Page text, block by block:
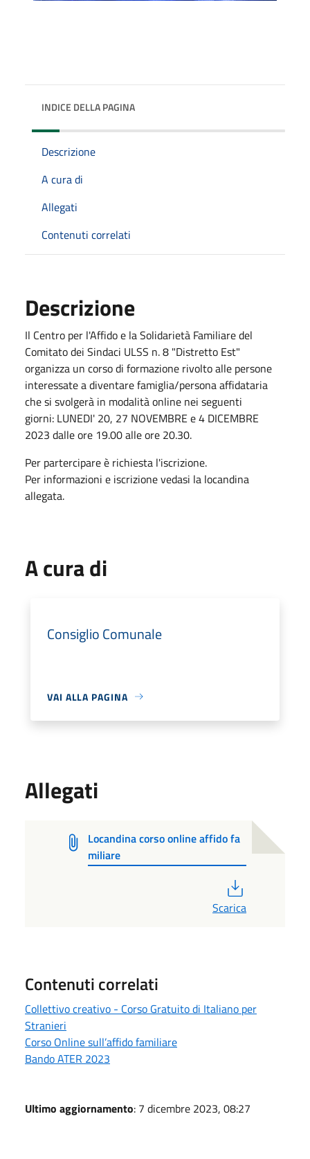
INDICE DELLA PAGINA
Descrizione
A cura di
Allegati
Contenuti correlati
Descrizione
Il Centro per l'Affido e la Solidarietà Familiare del
Comitato dei Sindaci ULSS n. 8 "Distretto Est"
organizza un corso di formazione rivolto alle persone
interessate a diventare famiglia/persona affidataria
che si svolgerà in modalità online nei seguenti
giorni: LUNEDI' 20, 27 NOVEMBRE e 4 DICEMBRE
2023 dalle ore 19.00 alle ore 20.30.
Per partercipare è richiesta l'iscrizione.
Per informazioni e iscrizione vedasi la locandina
allegata.
A cura di
Consiglio Comunale
VAI ALLA PAGINA
Allegati
Locandina corso online affido fa
miliare
Scarica
Contenuti correlati
Collettivo creativo - Corso Gratuito di Italiano per
Stranieri
Corso Online sull’affido familiare
Bando ATER 2023
Ultimo aggiornamento: 7 dicembre 2023, 08:27